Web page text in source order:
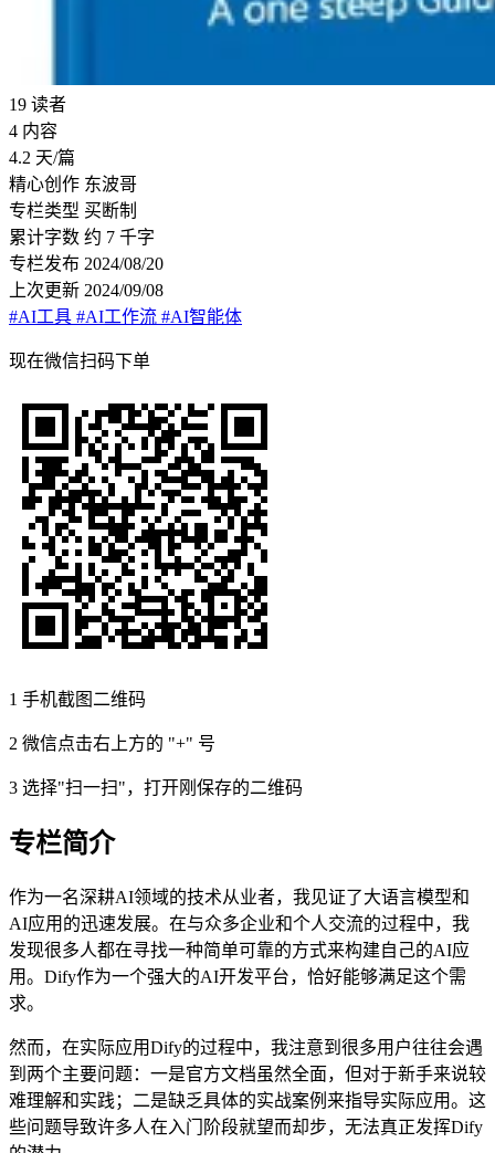
19 读者
4 内容
4.2 天/篇
精心创作 东波哥
专栏类型 买断制
累计字数 约 7 千字
专栏发布 2024/08/20
上次更新 2024/09/08
#AI工具 #AI工作流 #AI智能体
现在微信扫码下单
1 手机截图二维码
2 微信点击右上方的 "+" 号
3 选择"扫一扫"，打开刚保存的二维码
专栏简介
作为一名深耕AI领域的技术从业者，我见证了大语言模型和
AI应用的迅速发展。在与众多企业和个人交流的过程中，我
发现很多人都在寻找一种简单可靠的方式来构建自己的AI应
用。Dify作为一个强大的AI开发平台，恰好能够满足这个需
求。
然而，在实际应用Dify的过程中，我注意到很多用户往往会遇
到两个主要问题：一是官方文档虽然全面，但对于新手来说较
难理解和实践；二是缺乏具体的实战案例来指导实际应用。这
些问题导致许多人在入门阶段就望而却步，无法真正发挥Dify